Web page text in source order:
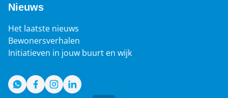
Nieuws
Het laatste nieuws
Bewonersverhalen
Initiatieven in jouw buurt en wijk
WhatsApp
Facebook
Instagram
LinkedIn